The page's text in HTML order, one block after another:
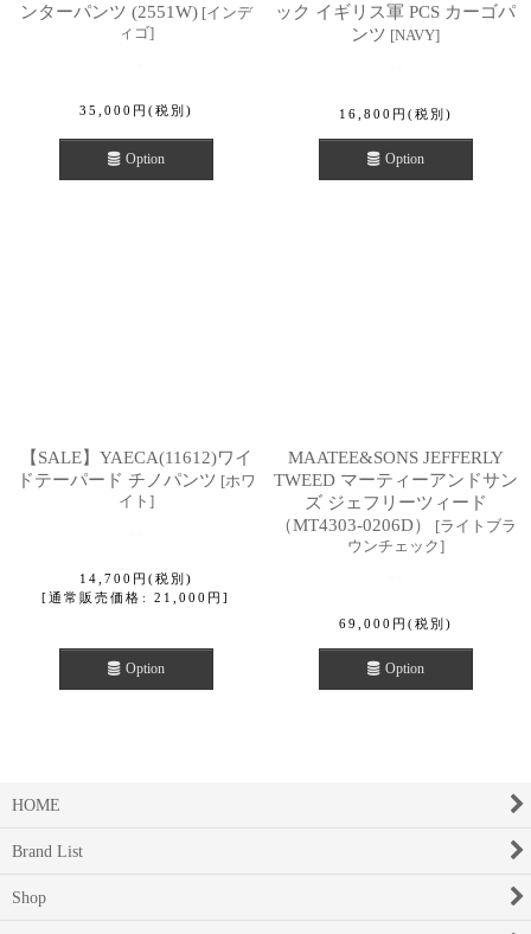
ンターパンツ (2551W) [インデ
ィゴ]
35,000 円 (税別)
Option
ック イギリス軍 PCS カーゴパ
ンツ [NAVY]
16,800 円 (税別)
Option
【SALE】YAECA(11612)ワイ
ドテーパード チノパンツ [ホワ
イト ]
14,700 円 (税別)
[通常販売価格 : 21,000 円 ]
Option
MAATEE&SONS JEFFERLY
TWEED マーティーアンドサン
ズ ジェフリーツィード
（MT4303-0206D）
[ライトブラ
ウンチェック]
69,000 円 (税別)
Option
HOME
Brand List
Shop